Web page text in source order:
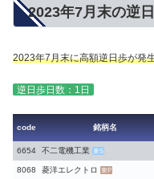
2023年7月末の逆
2023年7月末に高額逆日歩が発
逆日歩日数：1日
code 銘柄名
6654 不二電機工業 東S
8068 菱洋エレクトロ 東P